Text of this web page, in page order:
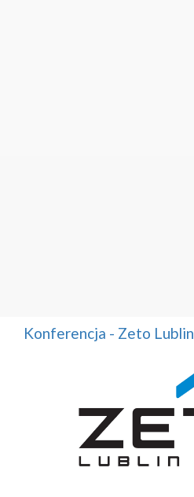
Konferencja - Zeto Lublin